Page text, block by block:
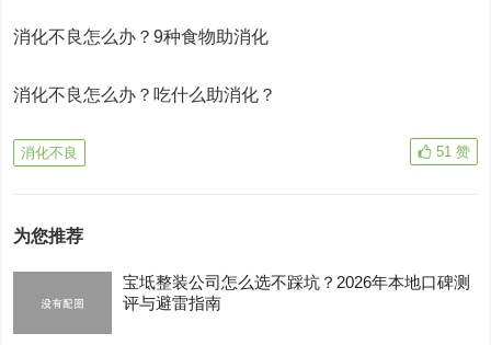
消化不良怎么办？9种食物助消化
消化不良怎么办？吃什么助消化？
消化不良 51 赞
为您推荐
宝坻整装公司怎么选不踩坑？2026年本地口碑测
评与避雷指南